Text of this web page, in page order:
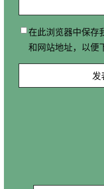
在此浏览器中保存
和网站地址，以便